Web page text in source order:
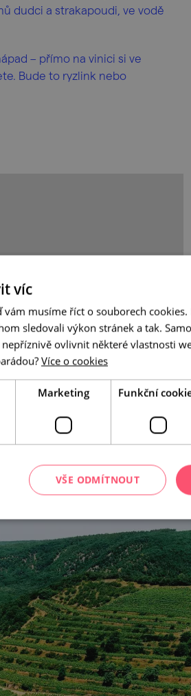
dudci a strakapoudi, ve vodě
– přímo na vinici si ve
Bude to ryzlink nebo
|© Seznam.cz a.s. a další
víc
musíme říct o souborech
sledovali výkon stránek a tak.
ovlivnit některé vlastnosti
Více o cookies
Marketing Funkční
VŠE ODMÍTNOUT